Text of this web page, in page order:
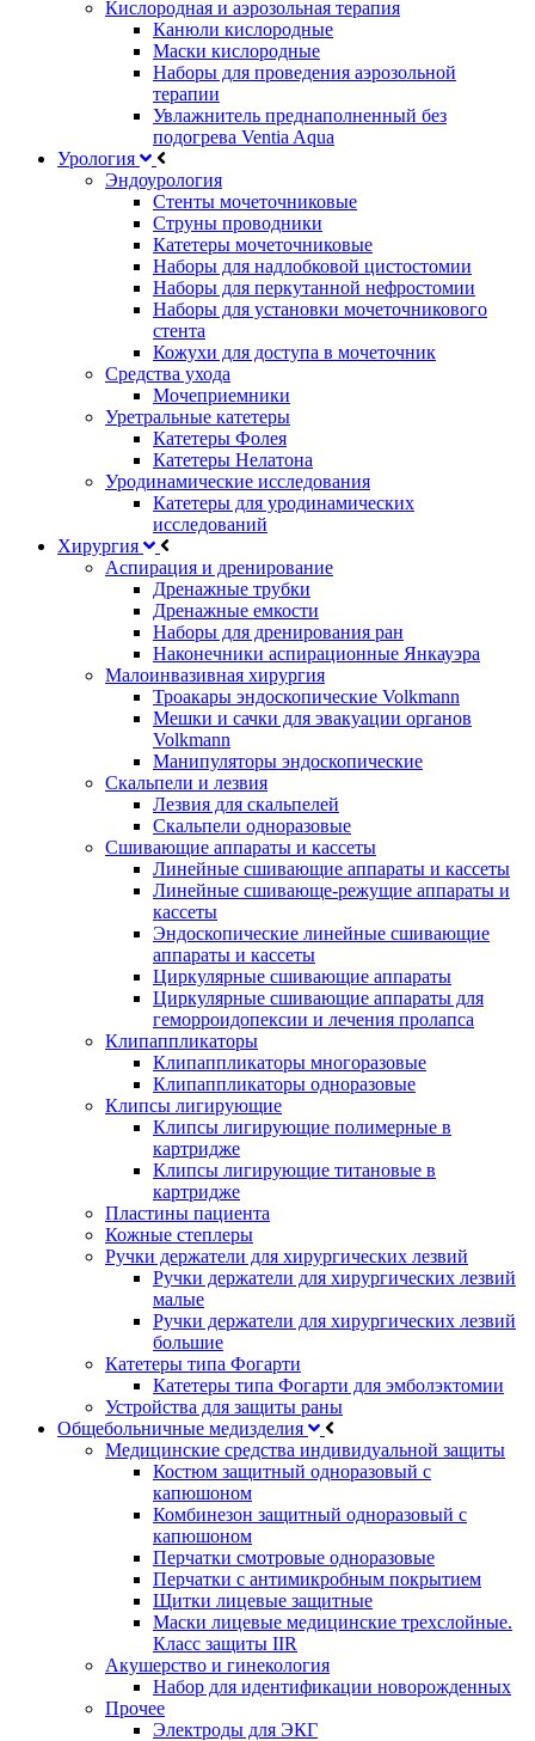
Кислородная и аэрозольная терапия
Канюли кислородные
Маски кислородные
Наборы для проведения аэрозольной
терапии
Увлажнитель преднаполненный без
подогрева Ventia Aqua
Урология
Эндоурология
Стенты мочеточниковые
Струны проводники
Катетеры мочеточниковые
Наборы для надлобковой цистостомии
Наборы для перкутанной нефростомии
Наборы для установки мочеточникового
стента
Кожухи для доступа в мочеточник
Средства ухода
Мочеприемники
Уретральные катетеры
Катетеры Фолея
Катетеры Нелатона
Уродинамические исследования
Катетеры для уродинамических
исследований
Хирургия
Аспирация и дренирование
Дренажные трубки
Дренажные емкости
Наборы для дренирования ран
Наконечники аспирационные Янкауэра
Малоинвазивная хирургия
Троакары эндоскопические Volkmann
Мешки и сачки для эвакуации органов
Volkmann
Манипуляторы эндоскопические
Скальпели и лезвия
Лезвия для скальпелей
Скальпели одноразовые
Сшивающие аппараты и кассеты
Линейные сшивающие аппараты и кассеты
Линейные сшивающе-режущие аппараты и
кассеты
Эндоскопические линейные сшивающие
аппараты и кассеты
Циркулярные сшивающие аппараты
Циркулярные сшивающие аппараты для
геморроидопексии и лечения пролапса
Клипаппликаторы
Клипаппликаторы многоразовые
Клипаппликаторы одноразовые
Клипсы лигирующие
Клипсы лигирующие полимерные в
картридже
Клипсы лигирующие титановые в
картридже
Пластины пациента
Кожные степлеры
Ручки держатели для хирургических лезвий
Ручки держатели для хирургических лезвий
малые
Ручки держатели для хирургических лезвий
большие
Катетеры типа Фогарти
Катетеры типа Фогарти для эмболэктомии
Устройства для защиты раны
Общебольничные медизделия
Медицинские средства индивидуальной защиты
Костюм защитный одноразовый с
капюшоном
Комбинезон защитный одноразовый с
капюшоном
Перчатки смотровые одноразовые
Перчатки с антимикробным покрытием
Щитки лицевые защитные
Маски лицевые медицинские трехслойные.
Класс защиты IIR
Акушерство и гинекология
Набор для идентификации новорожденных
Прочее
Электроды для ЭКГ